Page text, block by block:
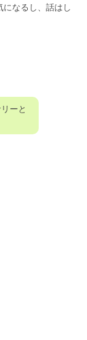
なるし、話はし
ーと